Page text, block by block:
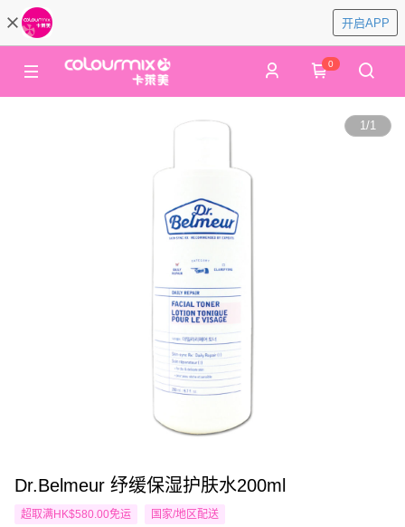
开启APP
0
1/1
Dr.Belmeur 纾缓保湿护肤水200ml
超取满HK$580.00免运 国家/地区配送